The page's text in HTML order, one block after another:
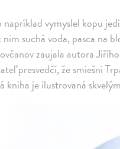
vymyslel kopu
suchá voda, pasca na
zaujala autora
presvedčí, že smiešni
kniha je ilustrovaná